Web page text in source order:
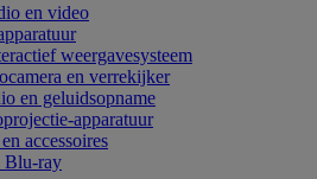
en video
weergavesysteem
en verrekijker
en geluidsopname
apparatuur
accessoires
Blu-ray